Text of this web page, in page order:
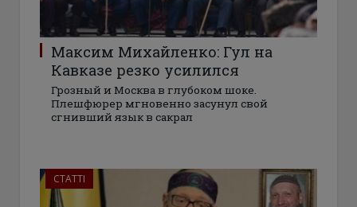
Максим Михайленко: Гул на
Кавказе резко усилился
Грозный и Москва в глубоком шоке.
Плешфюрер мгновенно засунул свой
сгнивший язык в сакрал
СТАТТІ